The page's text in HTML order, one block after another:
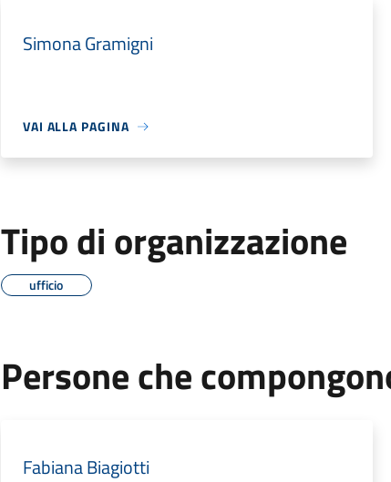
Simona Gramigni
VAI ALLA PAGINA
Tipo di organizzazione
ufficio
Persone che
Fabiana Biagiotti